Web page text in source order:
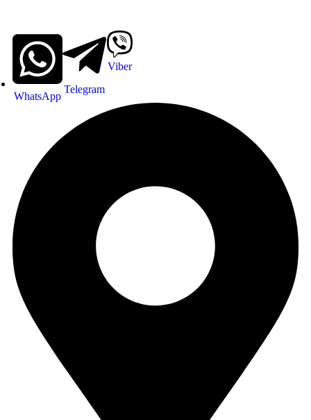
WhatsApp
Telegram
Viber